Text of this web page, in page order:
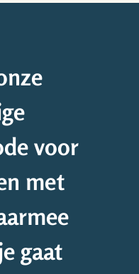
voor
met
gaat